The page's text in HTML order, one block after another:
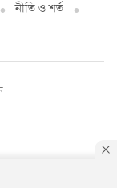
নীতি ও শর্ত